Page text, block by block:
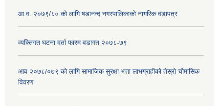
आ.व. २०७९/८० को लागि षडानन्द नगरपालिकाको नागरिक वडापत्र
व्यक्तिगत घटना दर्ता फारम वडागत २०७८-७९
आव २०७८/०७९ को लागि सामाजिक सुरक्षा भत्ता लाभग्राहीको तेस्रो चौमासिक
विवरण